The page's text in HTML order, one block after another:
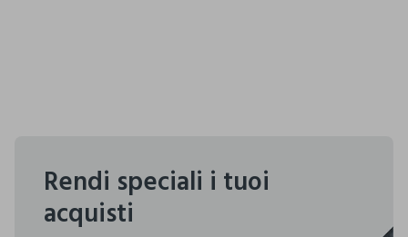
Rendi speciali i tuoi
acquisti